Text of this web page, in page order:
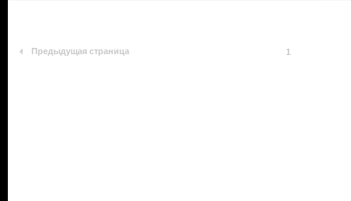
Предыдущая страница 1